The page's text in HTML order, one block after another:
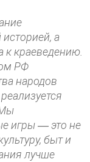
а
к краеведению.
РФ
народов
игры — это не
быт и
лучше